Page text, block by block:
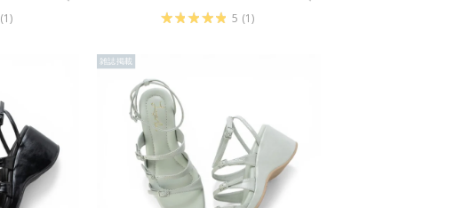
(1) 5 (1)
雑誌掲載